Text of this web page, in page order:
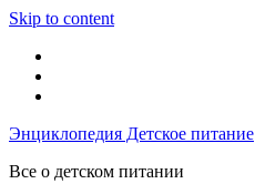
Skip to content
Энциклопедия Детское питание
Все о детском питании